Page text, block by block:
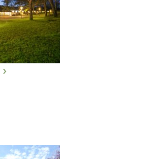
Macedonian
Nederlands
Norsk
Portuguès
Nepali